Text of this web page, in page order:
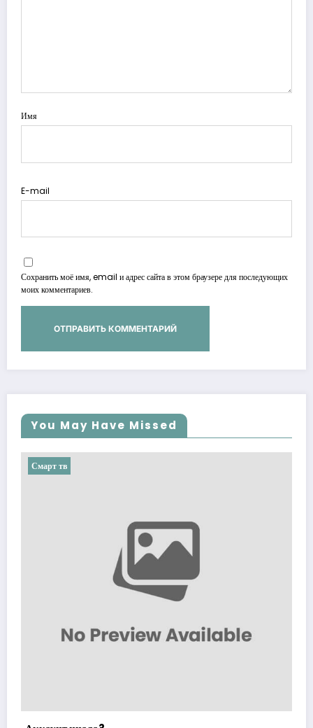
Имя
E-mail
Сохранить моё имя, email и адрес сайта в этом браузере для последующих
моих комментариев.
You May Have Missed
Смарт тв